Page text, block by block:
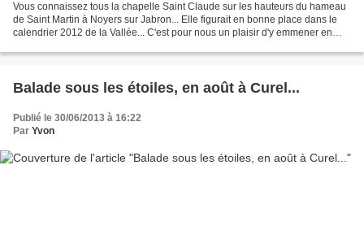
Vous connaissez tous la chapelle Saint Claude sur les hauteurs du hameau
de Saint Martin à Noyers sur Jabron... Elle figurait en bonne place dans le
calendrier 2012 de la Vallée... C'est pour nous un plaisir d'y emmener en
Balade sous les étoiles, en août à Curel...
Publié le 30/06/2013 à 16:22
Par Yvon